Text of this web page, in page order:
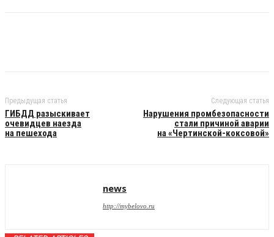
Предыдущая статья
ГИБДД разыскивает
очевидцев наезда
на пешехода
Следующая статья
Нарушения промбезопасности
стали причиной аварии
на «Чертинской-коксовой»
news
http://mybelovo.ru